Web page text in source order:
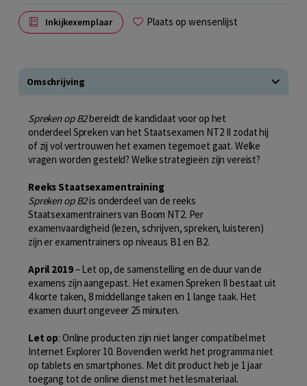
Inkijkexemplaar Plaats op wensenlijst
Omschrijving
Spreken op B2bereidt de kandidaat voor op het
onderdeel Spreken van het Staatsexamen NT2 II zodat hij
of zij vol vertrouwen het examen tegemoet gaat. Welke
vragen worden gesteld? Welke strategieën zijn vereist?
Reeks Staatsexamentraining
Spreken op B2is onderdeel van de reeks
Staatsexamentrainers van Boom NT2. Per
examenvaardigheid (lezen, schrijven, spreken, luisteren)
zijn er examentrainers op niveaus B1 en B2.
April 2019– Let op, de samenstelling en de duur van de
examens zijn aangepast. Het examen Spreken II bestaat uit
4 korte taken, 8 middellange taken en 1 lange taak. Het
examen duurt ongeveer 25 minuten.
Let op: Online producten zijn niet langer compatibel met
Internet Explorer 10. Bovendien werkt het programma niet
op tablets en smartphones. Met dit product heb je 1 jaar
toegang tot de online dienst met het lesmateriaal.